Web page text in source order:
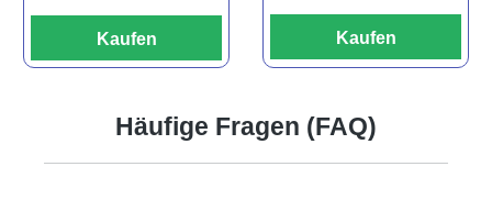
Kaufen Kaufen
Häufige Fragen (FAQ)